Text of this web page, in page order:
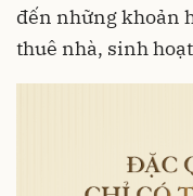
đến những khoản
thuê nhà, sinh